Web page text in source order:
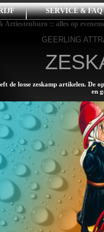
SERVICE & FAQ
Artiestenburo :: alles op
GEERLING
de losse zeskamp artikelen. De
en